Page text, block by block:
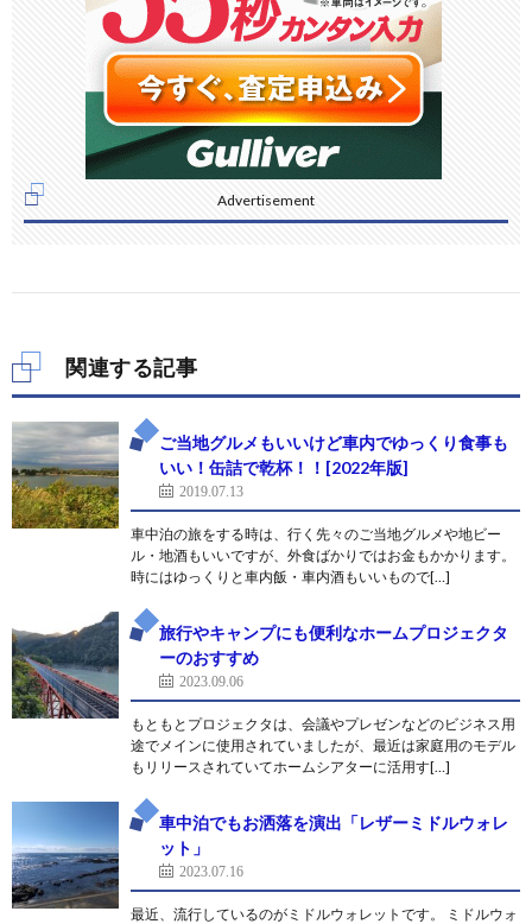
Advertisement
関連する記事
ご当地グルメもいいけど車内でゆっくり食事も
いい！缶詰で乾杯！！[2022年版]
2019.07.13
車中泊の旅をする時は、行く先々のご当地グルメや地ビー
ル・地酒もいいですが、外食ばかりではお金もかかります。
時にはゆっくりと車内飯・車内酒もいいもので[…]
旅行やキャンプにも便利なホームプロジェクタ
ーのおすすめ
2023.09.06
もともとプロジェクタは、会議やプレゼンなどのビジネス用
途でメインに使用されていましたが、最近は家庭用のモデル
もリリースされていてホームシアターに活用す[…]
車中泊でもお洒落を演出「レザーミドルウォレ
ット」
2023.07.16
最近、流行しているのがミドルウォレットです。 ミドルウォ